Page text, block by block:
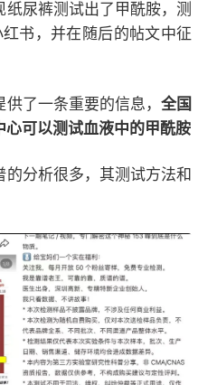
尿裤测试出了甲酰胺，测
书，并在随后的帖文中征
了一条重要的信息， 全国
心可以测试血液中的甲酰胺
分析很多，其测试方法和